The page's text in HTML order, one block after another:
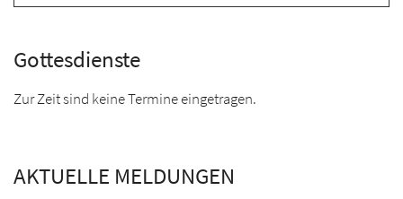
Gottesdienste
Zur Zeit sind keine Termine eingetragen.
AKTUELLE MELDUNGEN